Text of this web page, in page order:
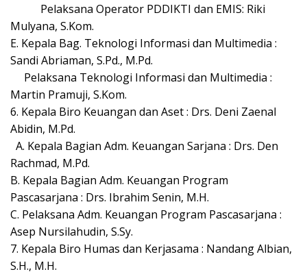
Pelaksana Operator PDDIKTI dan EMIS: Riki
Mulyana, S.Kom.
E. Kepala Bag. Teknologi Informasi dan Multimedia :
Sandi Abriaman, S.Pd., M.Pd.
Pelaksana Teknologi Informasi dan Multimedia :
Martin Pramuji, S.Kom.
6. Kepala Biro Keuangan dan Aset : Drs. Deni Zaenal
Abidin, M.Pd.
A. Kepala Bagian Adm. Keuangan Sarjana : Drs. Den
Rachmad, M.Pd.
B. Kepala Bagian Adm. Keuangan Program
Pascasarjana : Drs. Ibrahim Senin, M.H.
C. Pelaksana Adm. Keuangan Program Pascasarjana :
Asep Nursilahudin, S.Sy.
7. Kepala Biro Humas dan Kerjasama : Nandang Albian,
S.H., M.H.